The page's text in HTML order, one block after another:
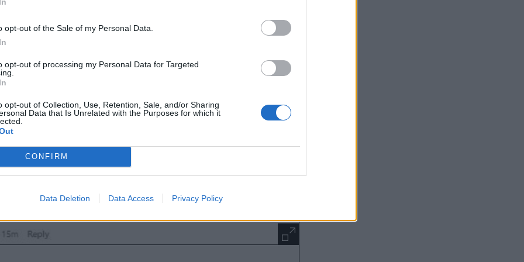
opt-out of the Sale of my Personal Data.
opt-out of processing my Personal Data for Targeted
opt-out of Collection, Use, Retention, Sale, and/or Sharing
Data that Is Unrelated with the Purposes for which it
CONFIRM
Data Deletion Data Access Privacy Policy
πως είναι η ωραιότερη φωτογραφία του ζευγαριού και
παρατήρηση ενός follower της Ελένης πως ο Μάκης
χαμογελαστός.